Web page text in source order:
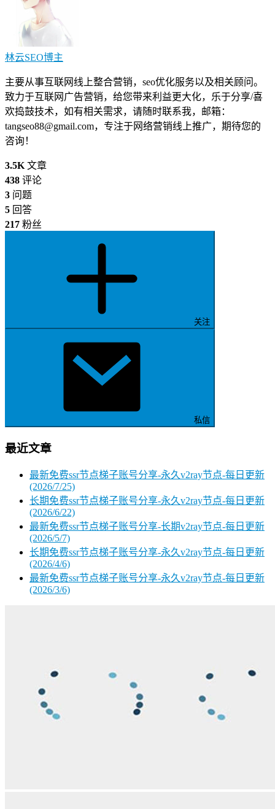
林云SEO博主
主要从事互联网线上整合营销，seo优化服务以及相关顾问。
致力于互联网广告营销，给您带来利益更大化，乐于分享/喜
欢捣鼓技术，如有相关需求，请随时联系我，邮箱：
tangseo88@gmail.com，专注于网络营销线上推广，期待您的
咨询！
3.5K 文章
438 评论
3 问题
5 回答
217 粉丝
关注
私信
最近文章
最新免费ssr节点梯子账号分享-永久v2ray节点-每日更新
(2026/7/25)
长期免费ssr节点梯子账号分享-永久v2ray节点-每日更新
(2026/6/22)
最新免费ssr节点梯子账号分享-长期v2ray节点-每日更新
(2026/5/7)
长期免费ssr节点梯子账号分享-永久v2ray节点-每日更新
(2026/4/6)
最新免费ssr节点梯子账号分享-永久v2ray节点-每日更新
(2026/3/6)